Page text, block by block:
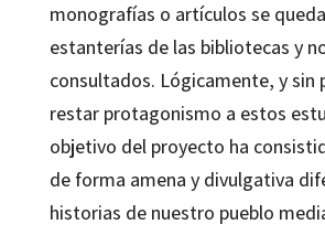
monografías o artículos se
estanterías de las bibliotecas y
consultados. Lógicamente, y sin
restar protagonismo a estos
objetivo del proyecto ha
de forma amena y divulgativa
historias de nuestro pueblo